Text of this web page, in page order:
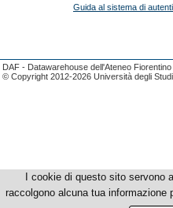
Guida al sistema di
DAF - Datawarehouse dell'Ateneo Fiorentino
© Copyright 2012-2026 Università degli
I cookie di questo sito servono
raccolgono alcuna tua